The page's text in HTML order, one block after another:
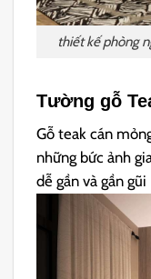
thiết kế phòng
Tường gỗ
Gỗ teak cán
những bức ảnh
dễ gần và gần gũi